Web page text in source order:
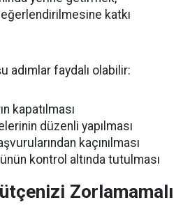
katkı
adımlar faydalı olabilir:
kapatılması
düzenli yapılması
kaçınılması
kontrol altında tutulması
Zorlamamalı